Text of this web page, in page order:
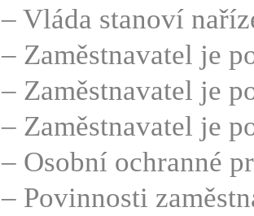
– Vláda stanoví
– Zaměstnavatel je
– Zaměstnavatel je
– Zaměstnavatel je
– Osobní ochranné
– Povinnosti